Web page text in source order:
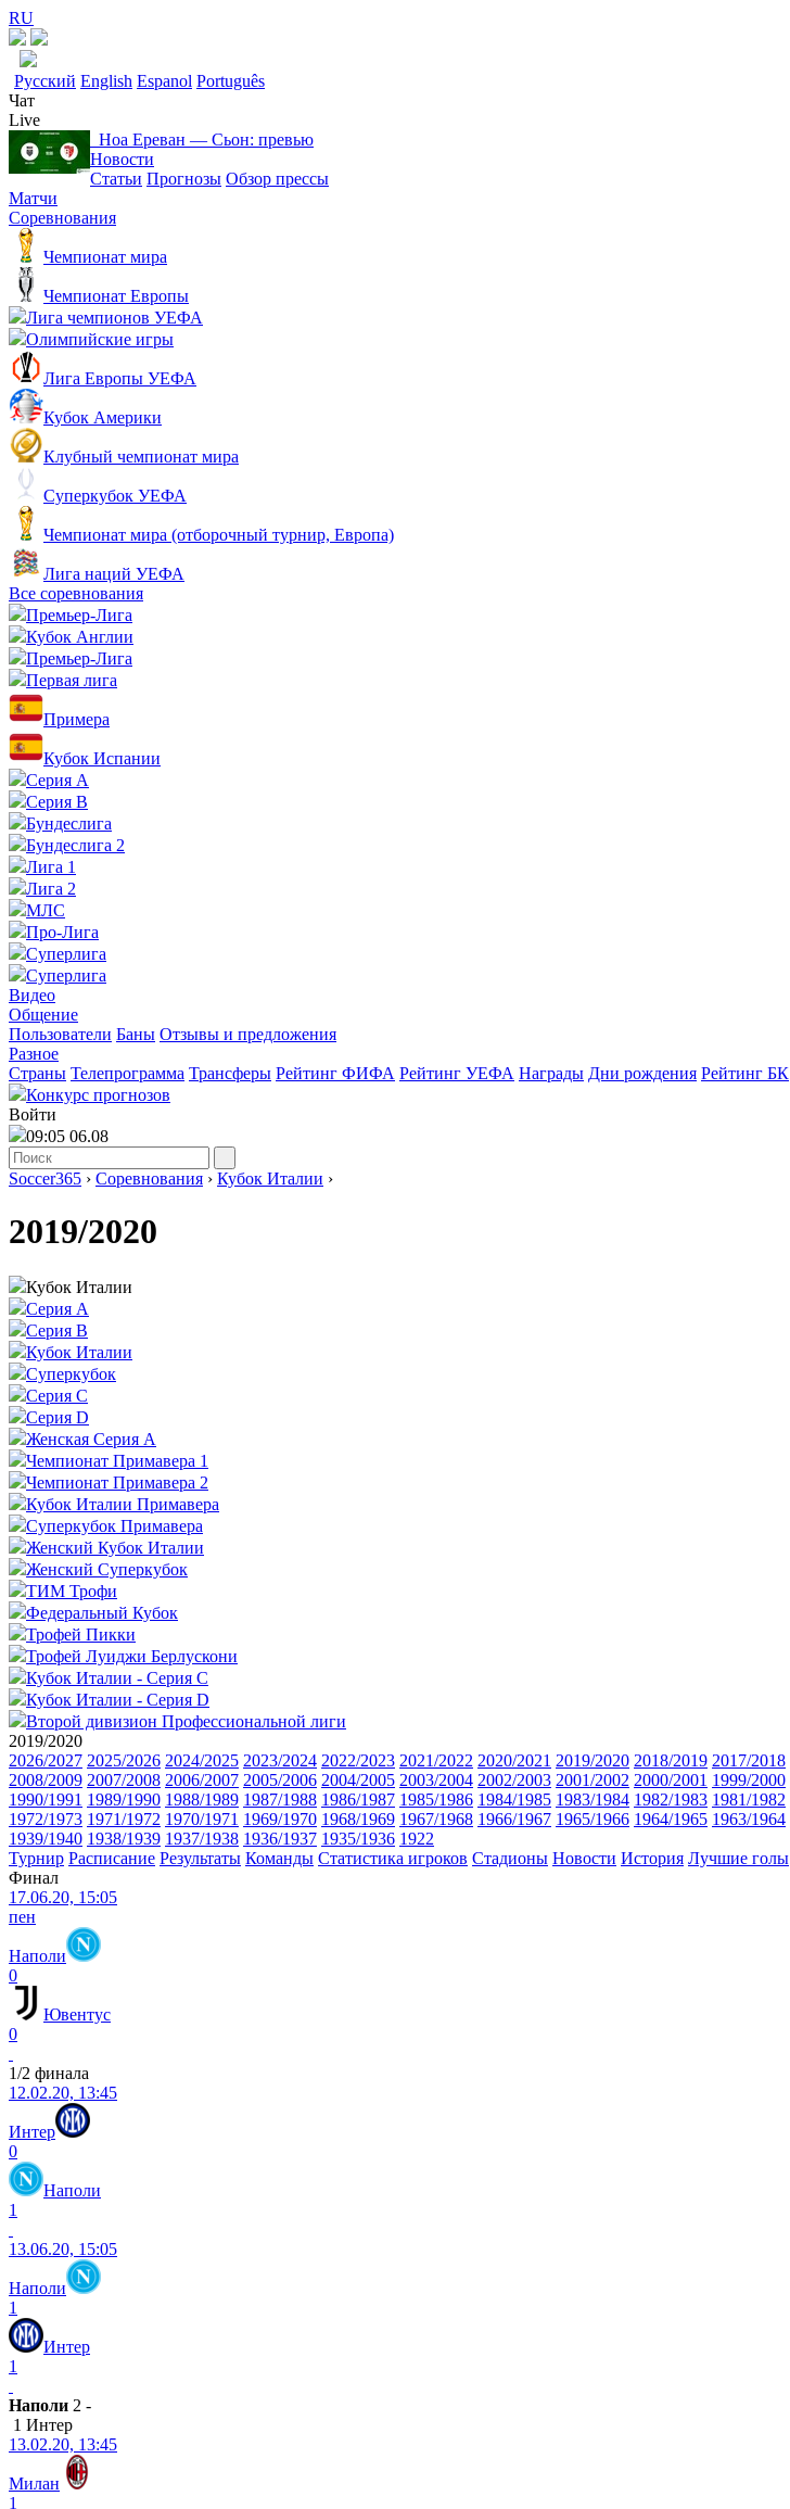
RU
Русский English Espanol Português
Чат
Live
Ноа Ереван ― Сьон: превью
Новости
Статьи Прогнозы Обзор прессы
Матчи
Соревнования
Чемпионат мира
Чемпионат Европы
Лига чемпионов УЕФА
Олимпийские игры
Лига Европы УЕФА
Кубок Америки
Клубный чемпионат мира
Суперкубок УЕФА
Чемпионат мира (отборочный турнир, Европа)
Лига наций УЕФА
Все соревнования
Премьер-Лига
Кубок Англии
Премьер-Лига
Первая лига
Примера
Кубок Испании
Серия А
Серия B
Бундеслига
Бундеслига 2
Лига 1
Лига 2
МЛС
Про-Лига
Суперлига
Суперлига
Видео
Общение
Пользователи Баны Отзывы и предложения
Разное
Страны Телепрограмма Трансферы Рейтинг ФИФА Рейтинг УЕФА Награды Дни рождения Рейтинг БК
Конкурс прогнозов
Войти
09:05 06.08
Soccer365 › Соревнования › Кубок Италии ›
2019/2020
Кубок Италии
Серия А
Серия B
Кубок Италии
Суперкубок
Серия C
Серия D
Женская Серия А
Чемпионат Примавера 1
Чемпионат Примавера 2
Кубок Италии Примавера
Суперкубок Примавера
Женский Кубок Италии
Женский Суперкубок
ТИМ Трофи
Федеральный Кубок
Трофей Пикки
Трофей Луиджи Берлускони
Кубок Италии - Серия C
Кубок Италии - Серия D
Второй дивизион Профессиональной лиги
2019/2020
2026/2027 2025/2026 2024/2025 2023/2024 2022/2023 2021/2022 2020/2021 2019/2020 2018/2019 2017/2018
2008/2009 2007/2008 2006/2007 2005/2006 2004/2005 2003/2004 2002/2003 2001/2002 2000/2001 1999/2000
1990/1991 1989/1990 1988/1989 1987/1988 1986/1987 1985/1986 1984/1985 1983/1984 1982/1983 1981/1982
1972/1973 1971/1972 1970/1971 1969/1970 1968/1969 1967/1968 1966/1967 1965/1966 1964/1965 1963/1964
1939/1940 1938/1939 1937/1938 1936/1937 1935/1936 1922
Турнир Расписание Результаты Команды Статистика игроков Стадионы Новости История Лучшие голы
Финал
17.06.20, 15:05
пен
Наполи
0
Ювентус
0
1/2 финала
12.02.20, 13:45
Интер
0
Наполи
1
13.06.20, 15:05
Наполи
1
Интер
1
Наполи 2 -
1 Интер
13.02.20, 13:45
Милан
1